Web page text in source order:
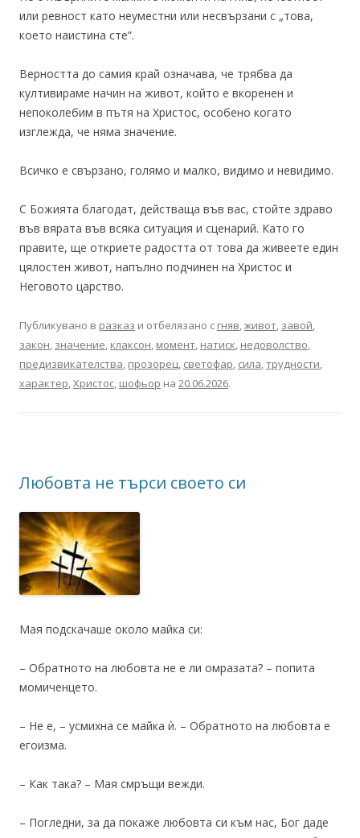
или ревност като неуместни или несвързани с „това,
което наистина сте“.
Верността до самия край означава, че трябва да
култивираме начин на живот, който е вкоренен и
непоколебим в пътя на Христос, особено когато
изглежда, че няма значение.
Всичко е свързано, голямо и малко, видимо и невидимо.
С Божията благодат, действаща във вас, стойте здраво
във вярата във всяка ситуация и сценарий. Като го
правите, ще откриете радостта от това да живеете един
цялостен живот, напълно подчинен на Христос и
Неговото царство.
Публикувано в разказ и отбелязано с гняв,живот, завой,
закон, значение, клаксон, момент, натиск, недоволство,
предизвикателства, прозорец, светофар, сила,трудности,
характер,Христос, шофьор на 20.06.2026.
Любовта не търси своето си
Мая подскачаше около майка си:
– Обратното на любовта не е ли омразата? – попита
момиченцето.
– Не е, – усмихна се майка ѝ. – Обратното на любовта е
егоизма.
– Как така? – Мая смръщи вежди.
– Погледни, за да покаже любовта си към нас, Бог даде